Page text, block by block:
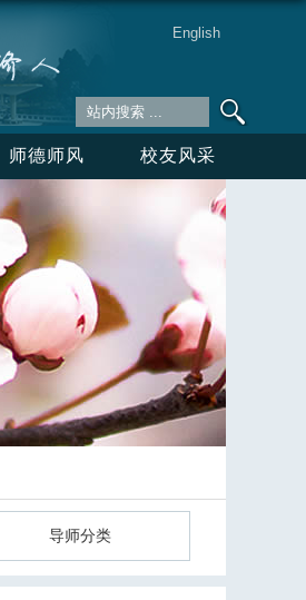
English
师德师风 校友风采
导师分类